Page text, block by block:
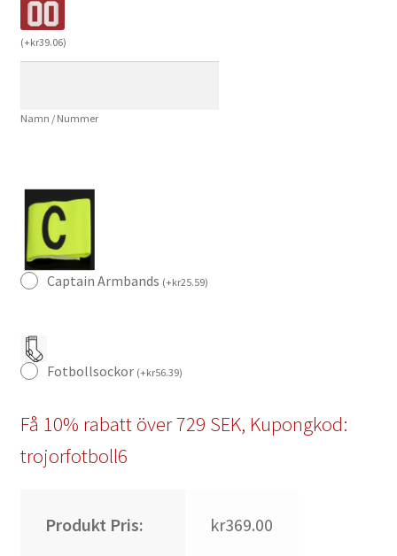
Bayer
04
Leverkusen
Jeremie
Kortärmad
(+
Korta
byxor)
mängd
(+kr39.06)
Namn / Nummer
Captain Armbands (+kr25.59)
Fotbollsockor (+kr56.39)
Få 10% rabatt över 729 SEK, Kupongkod:
trojorfotboll6
Produkt Pris: kr369.00